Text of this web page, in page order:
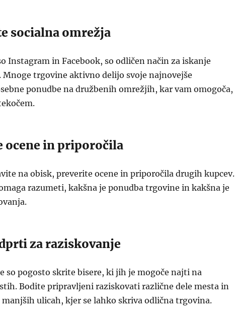
socialna omrežja
Instagram in Facebook, so odličen način za iskanje
trgovine aktivno delijo svoje najnovejše
ponudbe na družbenih omrežjih, kar vam omogoča,
ocene in priporočila
na obisk, preverite ocene in priporočila drugih kupcev.
razumeti, kakšna je ponudba trgovine in kakšna je
za raziskovanje
so pogosto skrite bisere, ki jih je mogoče najti na
Bodite pripravljeni raziskovati različne dele mesta in
manjših ulicah, kjer se lahko skriva odlična trgovina.